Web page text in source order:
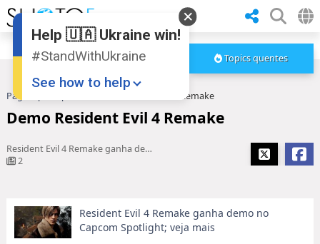
Topics quentes
Pagina principal Demo Resident Evil 4 Remake
Demo Resident Evil 4 Remake
Resident Evil 4 Remake ganha demo no Capcom Spotlight; veja mais
2
Resident Evil 4 Remake ganha demo no
Capcom Spotlight; veja mais
Help 🇺🇦 Ukraine win!
#StandWithUkraine
See how to help
Donate
💸